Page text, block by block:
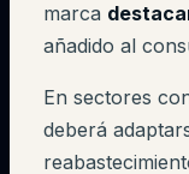
marca
añadido al
En sectores
deberá